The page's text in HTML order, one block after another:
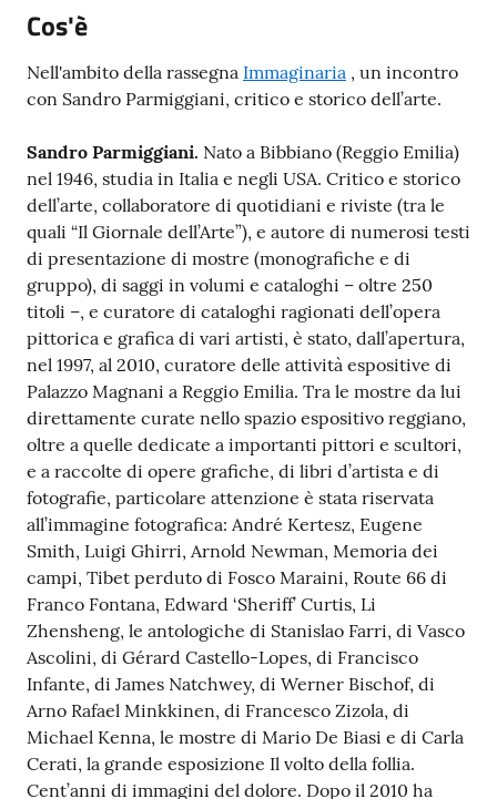
Partecipa
Sostieni
Per
saperne
di
più
Contatti
e
orari
Seguici
su
Cos'è
Nell'ambito della rassegna Immaginaria , un incontro
con Sandro Parmiggiani, critico e storico dell’arte.
Sandro Parmiggiani. Nato a Bibbiano (Reggio Emilia)
nel 1946, studia in Italia e negli USA. Critico e storico
dell’arte, collaboratore di quotidiani e riviste (tra le
quali “Il Giornale dell’Arte”), e autore di numerosi testi
di presentazione di mostre (monografiche e di
gruppo), di saggi in volumi e cataloghi – oltre 250
titoli –, e curatore di cataloghi ragionati dell’opera
pittorica e grafica di vari artisti, è stato, dall’apertura,
nel 1997, al 2010, curatore delle attività espositive di
Palazzo Magnani a Reggio Emilia. Tra le mostre da lui
direttamente curate nello spazio espositivo reggiano,
oltre a quelle dedicate a importanti pittori e scultori,
e a raccolte di opere grafiche, di libri d’artista e di
fotografie, particolare attenzione è stata riservata
all’immagine fotografica: André Kertesz, Eugene
Smith, Luigi Ghirri, Arnold Newman, Memoria dei
campi, Tibet perduto di Fosco Maraini, Route 66 di
Franco Fontana, Edward ‘Sheriff’ Curtis, Li
Zhensheng, le antologiche di Stanislao Farri, di Vasco
Ascolini, di Gérard Castello-Lopes, di Francisco
Infante, di James Natchwey, di Werner Bischof, di
Arno Rafael Minkkinen, di Francesco Zizola, di
Michael Kenna, le mostre di Mario De Biasi e di Carla
Cerati, la grande esposizione Il volto della follia.
Cent’anni di immagini del dolore. Dopo il 2010 ha